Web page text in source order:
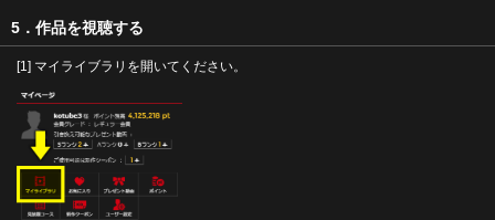
5．作品を視聴する
[1] マイライブラリを開いてください。